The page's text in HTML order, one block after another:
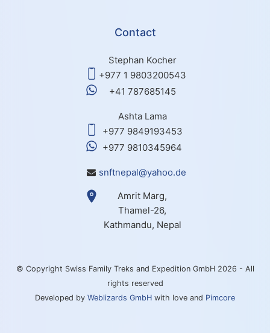
Contact
Stephan Kocher
+977 1 9803200543
+41 787685145
Ashta Lama
+977 9849193453
+977 9810345964
snftnepal@yahoo.de
Amrit Marg,
Thamel-26,
Kathmandu, Nepal
© Copyright Swiss Family Treks and Expedition GmbH 2026 - All
rights reserved
Developed by Weblizards GmbH with love and Pimcore